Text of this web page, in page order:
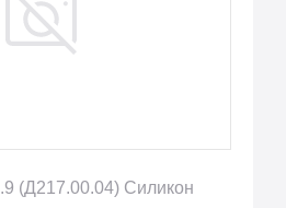
(Д217.00.04) Силикон